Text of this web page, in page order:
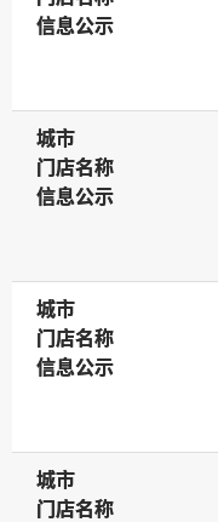
信息公示
信息公示
城市
城市
门店名称
门店名称
信息公示
信息公示
城市
城市
门店名称
门店名称
信息公示
信息公示
城市
城市
门店名称
门店名称